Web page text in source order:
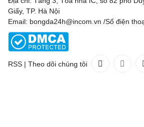
Giấy, TP. Hà Nội
Email: bongda24h@incom.vn /Số điện
RSS | Theo dõi chúng tôi